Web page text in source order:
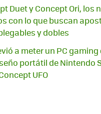
Duet y Concept Ori, los
con lo que buscan
y dobles
a meter un PC
portátil de Nintendo
UFO